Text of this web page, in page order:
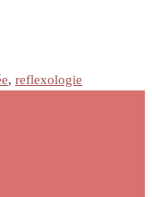
, reflexologie